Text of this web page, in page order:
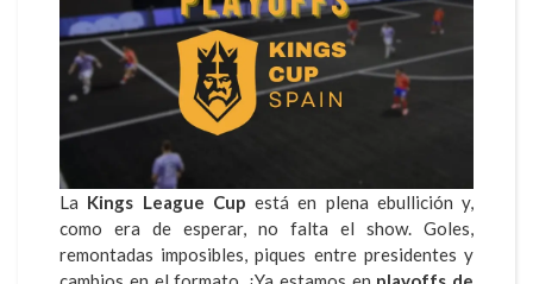
La Kings League Cup está en plena ebullición y,
como era de esperar, no falta el show. Goles,
remontadas imposibles, piques entre presidentes y